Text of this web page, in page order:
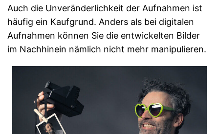
Auch die Unveränderlichkeit der Aufnahmen ist
häufig ein Kaufgrund. Anders als bei digitalen
Aufnahmen können Sie die entwickelten Bilder
im Nachhinein nämlich nicht mehr manipulieren.